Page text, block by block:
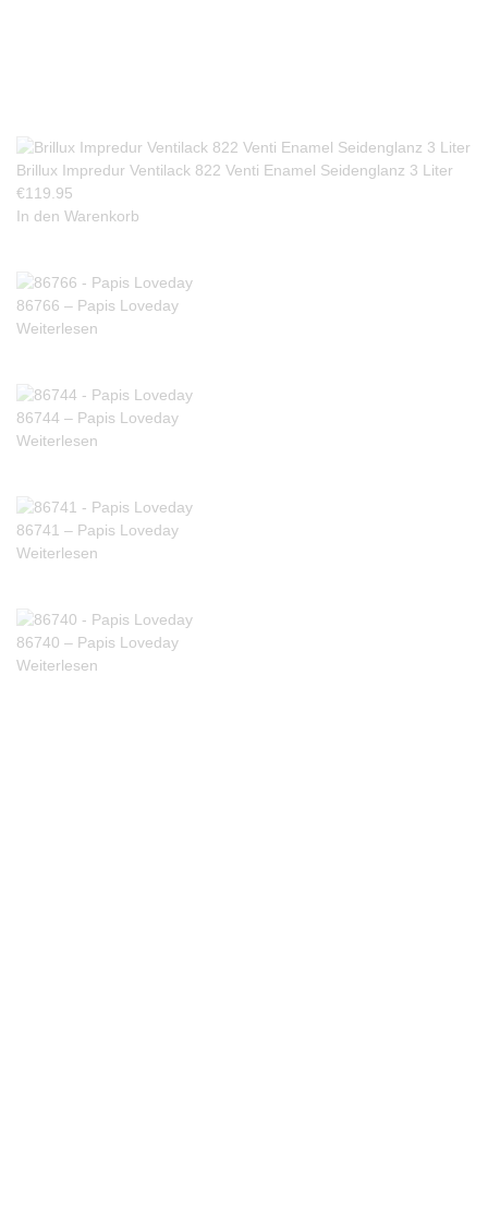
Brillux Impredur Ventilack 822 Venti Enamel Seidenglanz 3 Liter
€119.95
In den Warenkorb
86766 – Papis Loveday
Weiterlesen
86744 – Papis Loveday
Weiterlesen
86741 – Papis Loveday
Weiterlesen
86740 – Papis Loveday
Weiterlesen